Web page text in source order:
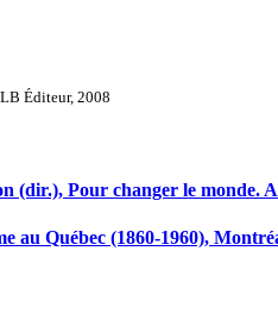
Éditeur, 2008
Pour changer le monde.
au Québec (1860-1960),